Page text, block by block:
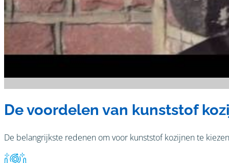
De voordelen van kunststof
De belangrijkste redenen om voor kunststof kozijnen te kiezen